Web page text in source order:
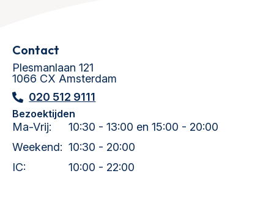
Contact
Plesmanlaan 121
1066 CX Amsterdam
020 512 9111
Bezoektijden
Ma-Vrij:
10:30 - 13:00 en 15:00 - 20:00
Weekend: 10:30 - 20:00
IC:
10:00 - 22:00